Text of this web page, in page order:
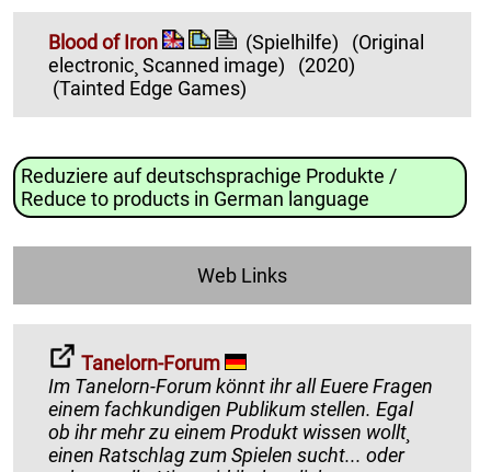
Blood of Iron (Spielhilfe)
(Original
electronic¸ Scanned image)
(2020)
(Tainted Edge Games)
Reduziere auf deutschsprachige Produkte /
Reduce to products in German language
Web Links
Tanelorn-Forum
Im Tanelorn-Forum könnt ihr all Euere Fragen
einem fachkundigen Publikum stellen. Egal
ob ihr mehr zu einem Produkt wissen wollt¸
einen Ratschlag zum Spielen sucht... oder